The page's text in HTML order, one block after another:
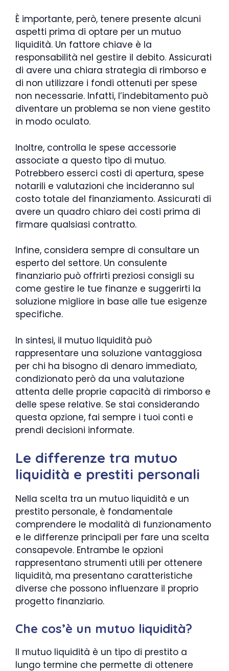
È importante, però, tenere presente alcuni
aspetti prima di optare per un mutuo
liquidità. Un fattore chiave è la
responsabilità nel gestire il debito. Assicurati
di avere una chiara strategia di rimborso e
di non utilizzare i fondi ottenuti per spese
non necessarie. Infatti, l’indebitamento può
diventare un problema se non viene gestito
in modo oculato.
Inoltre, controlla le spese accessorie
associate a questo tipo di mutuo.
Potrebbero esserci costi di apertura, spese
notarili e valutazioni che incideranno sul
costo totale del finanziamento. Assicurati di
avere un quadro chiaro dei costi prima di
firmare qualsiasi contratto.
Infine, considera sempre di consultare un
esperto del settore. Un consulente
finanziario può offrirti preziosi consigli su
come gestire le tue finanze e suggerirti la
soluzione migliore in base alle tue esigenze
specifiche.
In sintesi, il mutuo liquidità può
rappresentare una soluzione vantaggiosa
per chi ha bisogno di denaro immediato,
condizionato però da una valutazione
attenta delle proprie capacità di rimborso e
delle spese relative. Se stai considerando
questa opzione, fai sempre i tuoi conti e
prendi decisioni informate.
Le differenze tra mutuo
liquidità e prestiti personali
Nella scelta tra un mutuo liquidità e un
prestito personale, è fondamentale
comprendere le modalità di funzionamento
e le differenze principali per fare una scelta
consapevole. Entrambe le opzioni
rappresentano strumenti utili per ottenere
liquidità, ma presentano caratteristiche
diverse che possono influenzare il proprio
progetto finanziario.
Che cos’è un mutuo liquidità?
Il mutuo liquidità è un tipo di prestito a
lungo termine che permette di ottenere